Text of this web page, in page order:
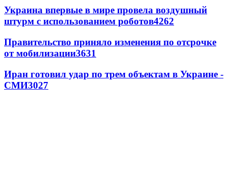
Украина впервые в мире провела воздушный
штурм с использованием роботов4262
Правительство приняло изменения по отсрочке
от мобилизации3631
Иран готовил удар по трем объектам в Украине -
СМИ3027